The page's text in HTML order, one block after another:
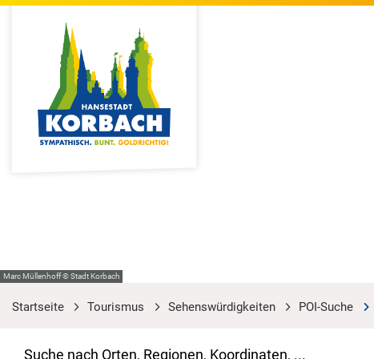
Marc Müllenhoff © Stadt Korbach
Startseite Tourismus Sehenswürdigkeiten POI-Suche